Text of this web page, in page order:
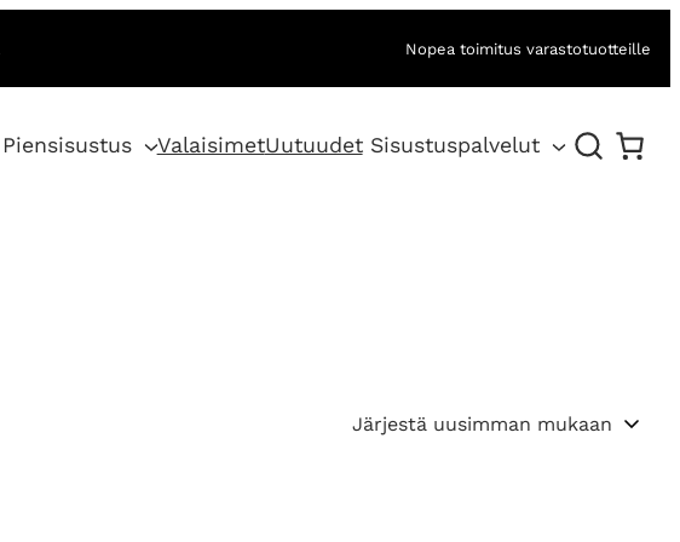
Nopea toimitus varastotuotteille
Piensisustus ValaisimetUutuudet Sisustuspalvelut